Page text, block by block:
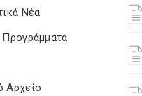
Νέα
Προγράμματα
Αρχείο